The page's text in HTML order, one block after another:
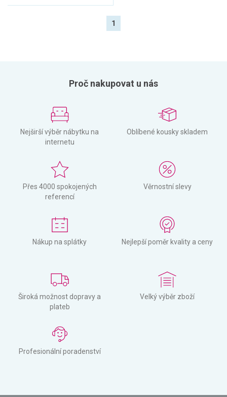
1
Proč nakupovat u nás
Nejširší výběr nábytku na
internetu
Oblíbené kousky skladem
Přes 4000 spokojených
referencí
Věrnostní slevy
Nákup na splátky Nejlepší poměr kvality a ceny
Široká možnost dopravy a
plateb
Velký výběr zboží
Profesionální poradenství